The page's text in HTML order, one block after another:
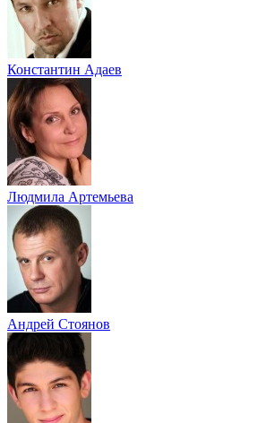
Константин Адаев
Людмила Артемьева
Андрей Стоянов